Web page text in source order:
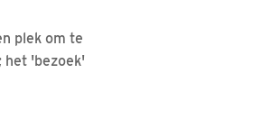
plek om te
het 'bezoek'